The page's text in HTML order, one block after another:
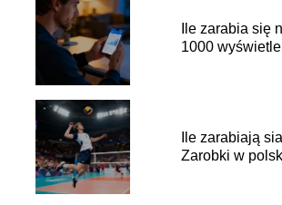
Ile zarabia się
1000
Ile zarabiają
Zarobki w